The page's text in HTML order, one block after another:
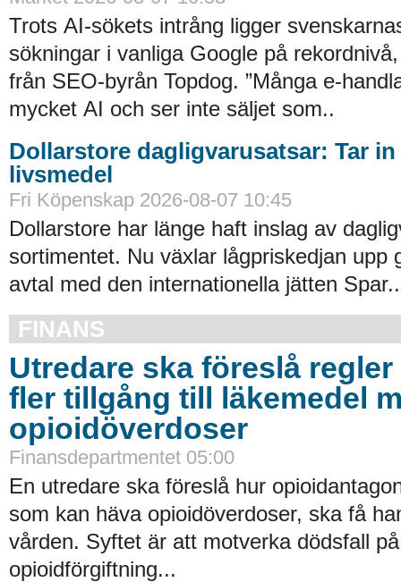
Trots AI-sökets intrång ligger
sökningar i vanliga Google på
från SEO-byrån Topdog. ”Många e-
mycket AI och ser inte säljet som..
Dollarstore dagligvarusatsar: Tar in
livsmedel
Fri Köpenskap 2026-08-07 10:45
Dollarstore har länge haft inslag av
sortimentet. Nu växlar lågpriskedjan upp
avtal med den internationella jätten
FINANS
Utredare ska föreslå
fler tillgång till läkemedel
opioidöverdoser
Finansdepartmentet 05:00
En utredare ska föreslå hur
som kan häva opioidöverdoser, ska få
vården. Syftet är att motverka dödsfall
opioidförgiftning...